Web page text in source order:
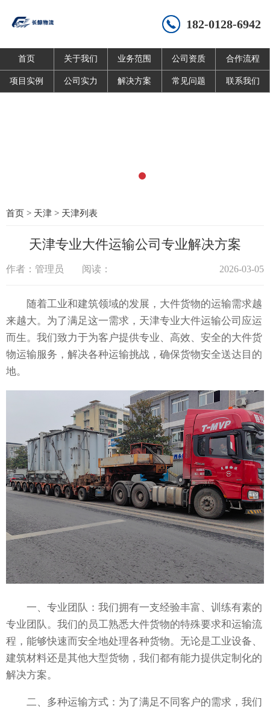
182-0128-6942
首页 关于我们 业务范围 公司资质 合作流程
项目实例 公司实力 解决方案 常见问题 联系我们
首页 > 天津 > 天津列表
天津专业大件运输公司专业解决方案
作者：管理员 阅读： 2026-03-05
随着工业和建筑领域的发展，大件货物的运输需求越
来越大。为了满足这一需求，天津专业大件运输公司应运
而生。我们致力于为客户提供专业、高效、安全的大件货
物运输服务，解决各种运输挑战，确保货物安全送达目的
地。
一、专业团队：我们拥有一支经验丰富、训练有素的
专业团队。我们的员工熟悉大件货物的特殊要求和运输流
程，能够快速而安全地处理各种货物。无论是工业设备、
建筑材料还是其他大型货物，我们都有能力提供定制化的
解决方案。
二、多种运输方式：为了满足不同客户的需求，我们